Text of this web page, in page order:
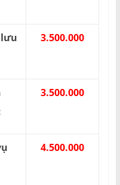
3.500.000
3.500.000
4.500.000